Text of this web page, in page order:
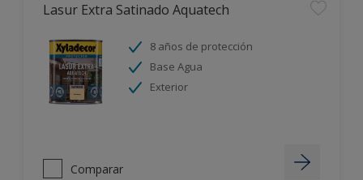
Lasur Extra Satinado Aquatech
8 años de protección
Base Agua
Exterior
Comparar